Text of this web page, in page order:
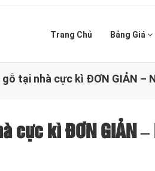
Trang Chủ Bảng Giá
tại nhà cực kì ĐƠN GIẢN –
cực kì ĐƠN GIẢN –